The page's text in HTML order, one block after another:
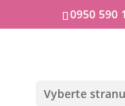
0950 590
Vyberte stranu